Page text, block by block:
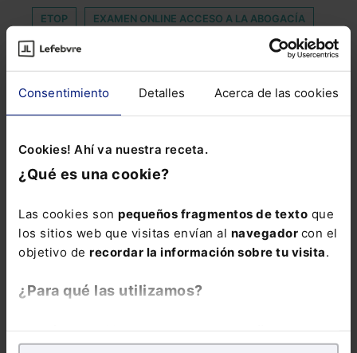
Consentimiento Detalles Acerca de las cookies
Cookies! Ahí va nuestra receta.
¿Qué es una cookie?
Las cookies son pequeños fragmentos de texto que
los sitios web que visitas envían al navegador con el
objetivo de recordar la información sobre tu visita.
¿Para qué las utilizamos?
analíticospara tratar demejorar tu experienciaen
ETOP EXAMEN ONLINE ACCESO A LA ABOGACÍA
GONZALVEZ
NORMATIVOS NTT DATA EMEAL PERMITIR
PREMIO PUIG SALELLAS ROGER DOBAÑO